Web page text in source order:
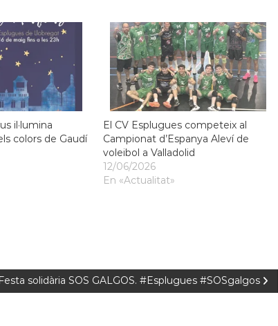
il·lumina
colors de Gaudí
El CV Esplugues competeix al
Campionat d’Espanya Aleví de
voleibol a Valladolid
12/06/2026
En «Actualitat»
Festa solidària SOS GALGOS. #Esplugues #SOSgalgos